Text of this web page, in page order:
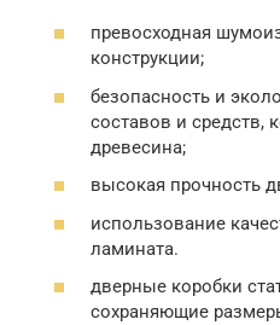
превосходная
конструкции;
безопасность и
составов и средств,
древесина;
высокая прочность
использование
ламината.
дверные коробки
сохраняющие